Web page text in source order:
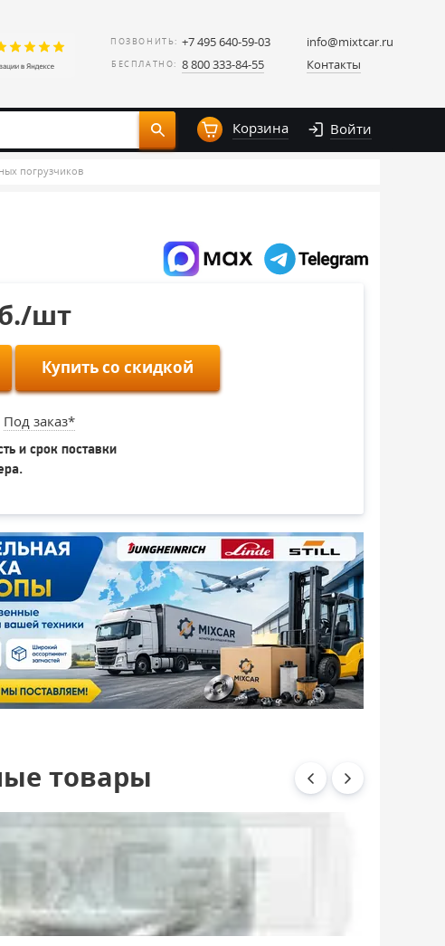
ПОЗВОНИТЬ: +7 495 640-59-03
БЕСПЛАТНО: 8 800 333-84-55
info@mixtcar.ru
Контакты
Корзина Войти
погрузчиков
шт
Купить со скидкой
Под заказ*
и срок поставки
товары